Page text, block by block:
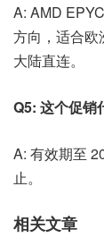
A: AMD
方向，适合欧
大陆直连。
Q5: 这个促销
A: 有效期至
止。
相关文章